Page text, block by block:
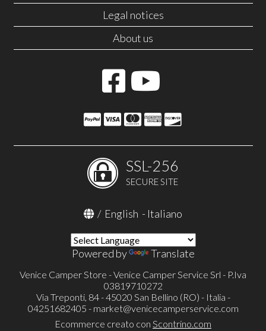
Legal notices
About us
SSL-256
SECURE SITE
/ English - Italiano
Powered by Translate
Venice Camper Store - Venice Camper Service Srl - P.Iva
03819710272
Via Treponti, 84 - 45020 San Bellino (RO) - Italia -
04251682405 - market@venicecamperservice.com
Ecommerce creato con Scontrino.com